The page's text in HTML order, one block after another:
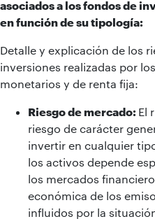
asociados a los fondos de
en función de su tipología:
Detalle y explicación de los
inversiones realizadas por
monetarios y de renta fija:
Riesgo de mercado: El
riesgo de carácter
invertir en cualquier
los activos depende
los mercados
económica de los
influidos por la